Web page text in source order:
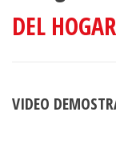
DEL HOGAR
VIDEO